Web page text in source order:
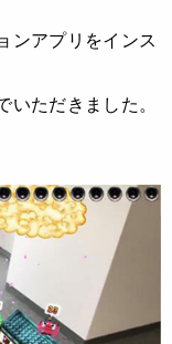
ンアプリをインス
ただきました。